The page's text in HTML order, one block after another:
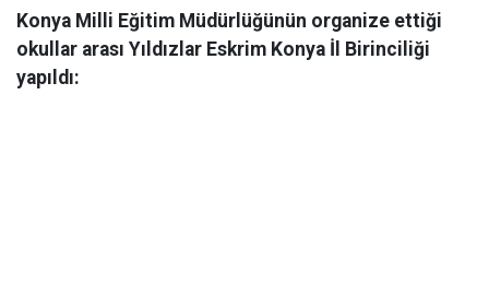
Konya Milli Eğitim Müdürlüğünün organize ettiği
okullar arası Yıldızlar Eskrim Konya İl Birinciliği
yapıldı: